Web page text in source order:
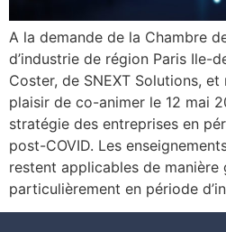
A la demande de la Chambre
d’industrie de région Paris Ile-
Coster, de SNEXT Solutions,
plaisir de co-animer le 12 mai
stratégie des entreprises en
post-COVID. Les
restent applicables de manière
particulièrement en période